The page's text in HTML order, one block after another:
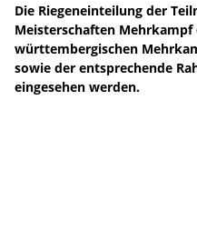
Die Riegeneinteilung der
Meisterschaften Mehrkampf
württembergischen
sowie der entsprechende
eingesehen werden.